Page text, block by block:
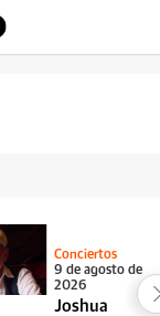
Conciertos
9 de agosto de
2026
Joshua